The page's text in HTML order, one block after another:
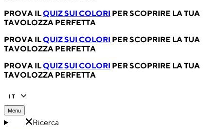
PROVA ILQUIZ SUI COLORI PER SCOPRIRE LA TUA
TAVOLOZZA PERFETTA
PROVA ILQUIZ SUI COLORI PER SCOPRIRE LA TUA
TAVOLOZZA PERFETTA
PROVA ILQUIZ SUI COLORI PER SCOPRIRE LA TUA
TAVOLOZZA PERFETTA
IT
Menu
Ricerca